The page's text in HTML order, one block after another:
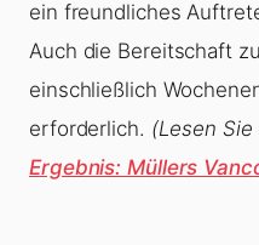
ein freundliches
Auch die Bereitschaft
einschließlich
erforderlich. (Lesen Sie
Ergebnis: Müllers